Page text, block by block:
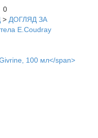
0
> ДОГЛЯД ЗА
E.Coudray